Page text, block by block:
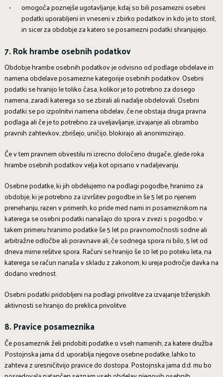
omogoča poznejše ugotavljanje, kdaj so bili posamezni osebni
podatki uporabljeni in vneseni v zbirko podatkov in kdo je to storil,
in sicer za obdobje za katero se posamezni podatki shranjujejo.
7. Rok hrambe osebnih podatkov
Obdobje hrambe osebnih podatkov je odvisno od podlage obdelave in
namena obdelave posamezne kategorije osebnih podatkov. Osebni
podatki se hranijo le toliko časa, kolikor je to potrebno za dosego
namena, zaradi katerega so se zbirali ali nadalje obdelovali. Osebni
podatki se po izpolnitvi namena obdelav, če ne obstaja druga pravna
podlaga ali če je to potrebno za uveljavljanje, izvajanje ali obrambo
pravnih zahtevkov, zbrišejo, uničijo, blokirajo ali anonimizirajo.
Če v tem pravnem obvestilu ni izrecno določeno drugače, glede roka
hrambe osebnih podatkov velja kot opisano v nadaljevanju.
Osebne podatke, ki jih obdelujemo na podlagi pogodbe, hranimo za
obdobje, ki je potrebno za izvršitev pogodbe in še 5 let po njenem
prenehanju, razen v primerih, ko pride med nami in posameznikom na
katerega se osebni podatki nanašajo do spora v zvezi s pogodbo; v
takem primeru hranimo podatke še 5 let po pravnomočnosti sodne ali
arbitražne odločbe ali poravnave ali, če sodnega spora ni bilo, 5 let od
dneva mirne rešitve spora. Računi se hranijo še 10 let po poteku leta, na
katerega se račun nanaša v skladu z zakonom, ki ureja področje davka na
dodano vrednost.
Osebni podatki pridobljeni na podlagi privolitve za izvajanje trženjskih
aktivnosti se hranijo do preklica privolitve.
8. Pravice posameznika
Če posameznik želi pridobiti podatke o vseh namenih, za katere družba
Postojnska jama d.d. uporablja njegove osebne podatke, lahko to
zahteva z uresničitvijo pravice do dostopa. Postojnska jama d.d. mu bo